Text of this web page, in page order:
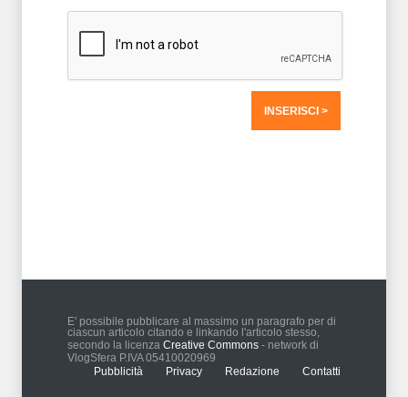
E' possibile pubblicare al massimo un paragrafo per di
ciascun articolo citando e linkando l'articolo stesso,
secondo la licenza Creative Commons - network di
VlogSfera P.IVA 05410020969
Pubblicità
Privacy Redazione Contatti